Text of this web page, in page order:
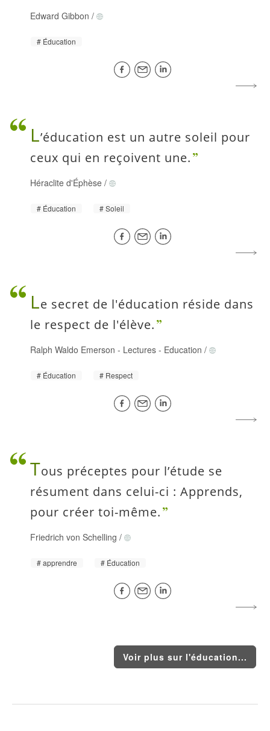
Edward Gibbon /
Éducation
L’éducation est un autre soleil pour
ceux qui en reçoivent une.
Héraclite d'Éphèse /
Éducation Soleil
Le secret de l'éducation réside dans
le respect de l'élève.
Ralph Waldo Emerson - Lectures - Education /
Éducation Respect
Tous préceptes pour l’étude se
résument dans celui-ci : Apprends,
pour créer toi-même.
Friedrich von Schelling /
apprendre Éducation
Voir plus sur l'éducation...